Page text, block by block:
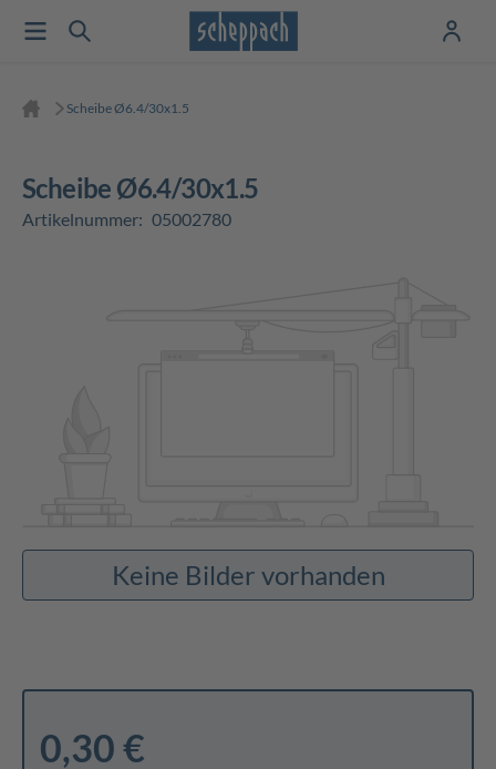
Scheibe Ø6.4/30x1.5
Scheibe Ø6.4/30x1.5
Artikelnummer: 05002780
Keine Bilder vorhanden
0,30 €